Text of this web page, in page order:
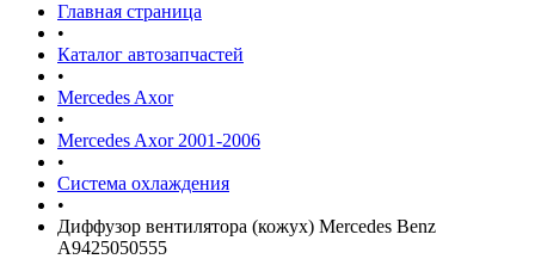
Главная страница
•
Каталог автозапчастей
•
Mercedes Axor
•
Mercedes Axor 2001-2006
•
Система охлаждения
•
Диффузор вентилятора (кожух) Mercedes Benz
A9425050555